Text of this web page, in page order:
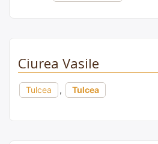
Ciurea Vasile
Tulcea , Tulcea